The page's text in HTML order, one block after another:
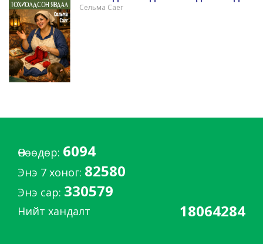
Сельма Саег
Өнөөдөр: 6094
Энэ 7 хоног: 82580
Энэ сар: 330579
Нийт хандалт 18064284